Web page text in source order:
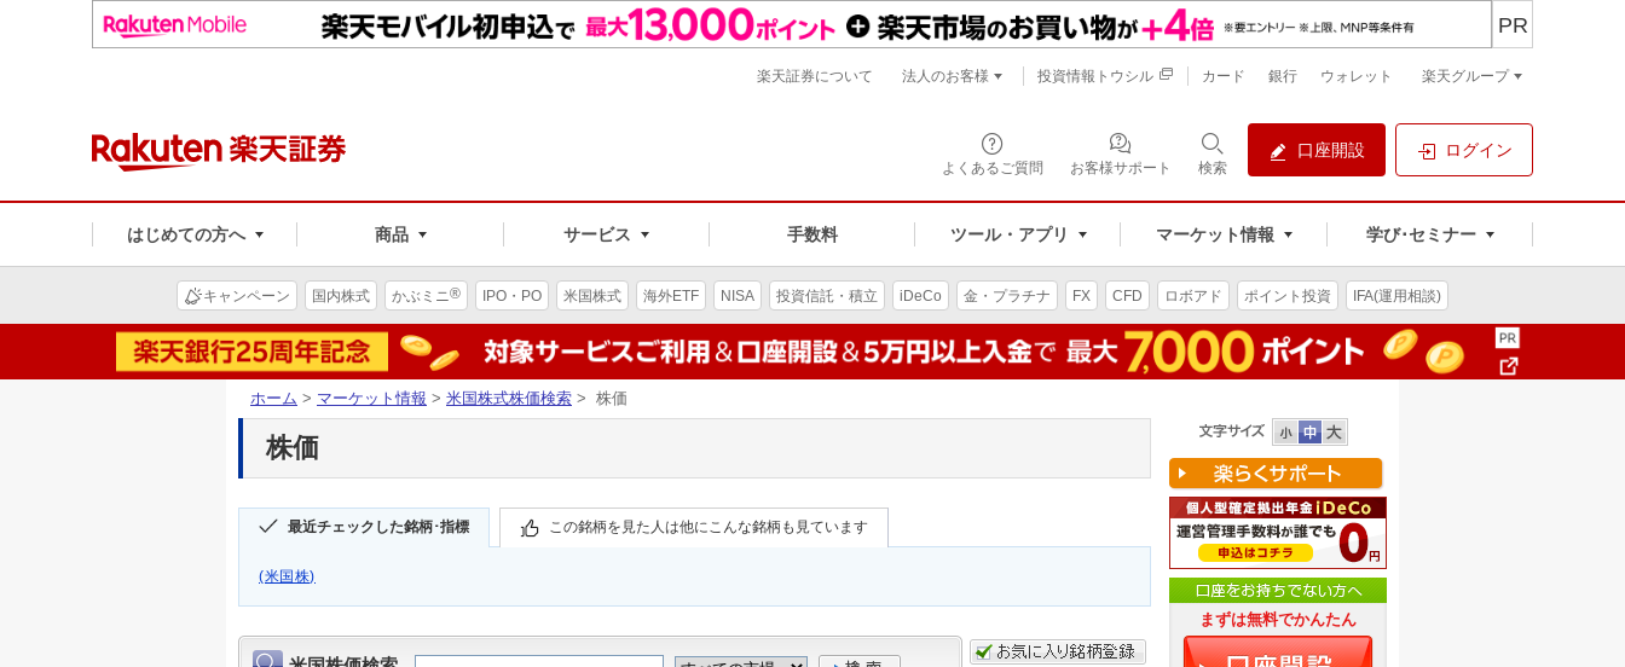
よくあるご質問 お客様サポート 検索
口座開設 ログイン
はじめての方へ 商品 サービス 手数料 ツール・アプリ マーケット情報 学び･セミナー
PR
楽天証券について 法人のお客様 投資情報トウシル カード 銀行 ウォレット 楽天グループ
キャンペーン 国内株式 かぶミニ® IPO・PO 米国株式 海外ETF NISA 投資信託・積立 iDeCo 金・プラチナ FX CFD ロボアド ポイント投資 IFA(運用相談)
ホーム > マーケット情報 > 米国株式株価検索 > 株価
株価
最近チェックした銘柄･指標 この銘柄を見た人は他にこんな銘柄も見ています
(米国株)
まずは無料でかんたん